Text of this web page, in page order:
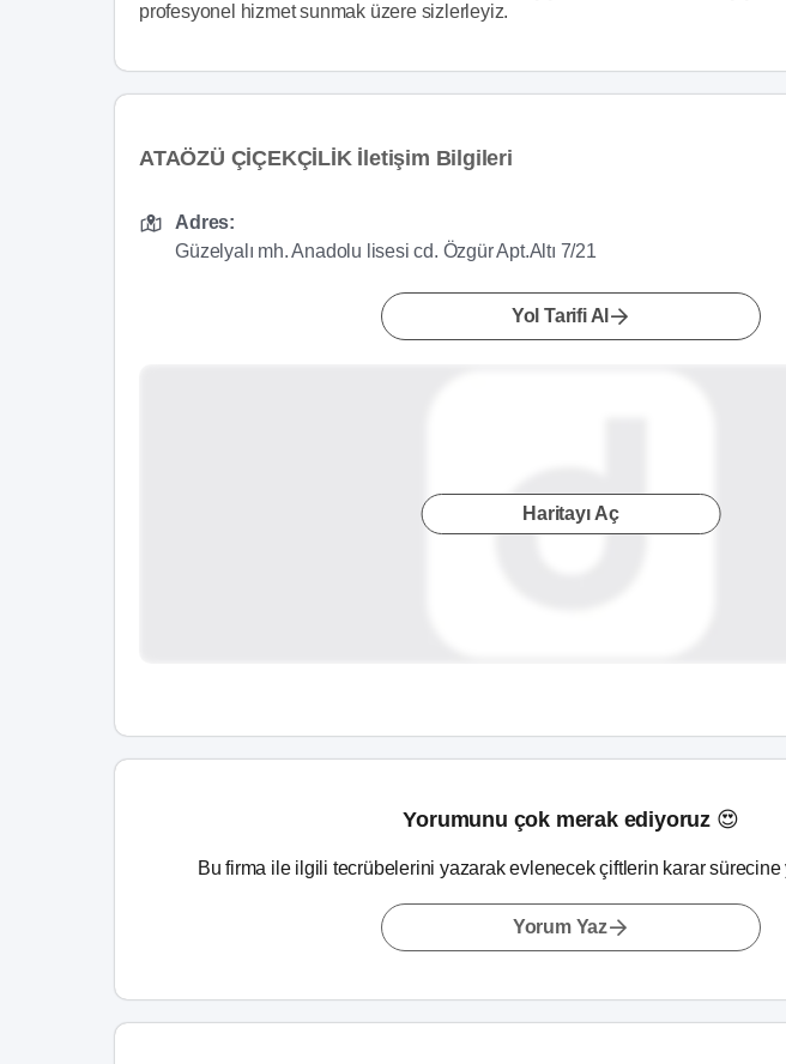
profesyonel hizmet sunmak üzere sizlerleyiz.
ATAÖZÜ ÇİÇEKÇİLİK İletişim Bilgileri
Adres:
Güzelyalı mh. Anadolu lisesi cd. Özgür Apt.Altı 7/21
Yol Tarifi Al
Haritayı Aç
Yorumunu çok merak ediyoruz 😍
Bu firma ile ilgili tecrübelerini yazarak evlenecek çiftlerin karar sürecine
Yorum Yaz